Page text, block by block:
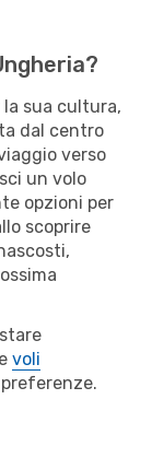
sua cultura,
dal centro
verso
un volo
opzioni per
scoprire
voli